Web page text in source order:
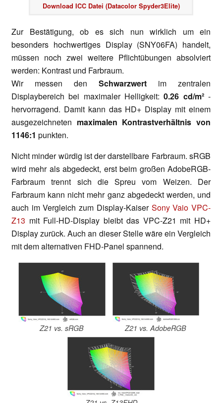
Download ICC Datei (Datacolor Spyder3Elite)
Zur Bestätigung, ob es sich nun wirklich um ein
besonders hochwertiges Display (SNY06FA) handelt,
müssen noch zwei weitere Pflichtübungen absolviert
werden: Kontrast und Farbraum.
Wir messen den Schwarzwert im zentralen
Displaybereich bei maximaler Helligkeit:0.26 cd/m²-
hervorragend. Damit kann das HD+ Display mit einem
ausgezeichneten maximalen Kontrastverhältnis von
1146:1 punkten.
Nicht minder würdig ist der darstellbare Farbraum. sRGB
wird mehr als abgedeckt, erst beim großen AdobeRGB-
Farbraum trennt sich die Spreu vom Weizen. Der
Farbraum kann nicht mehr ganz abgedeckt werden, und
auch im Vergleich zum Display-Kaiser Sony Vaio VPC-
Z13 mit Full-HD-Display bleibt das VPC-Z21 mit HD+
Display zurück. Auch an dieser Stelle wäre ein Vergleich
mit dem alternativen FHD-Panel spannend.
Z21 vs. sRGB Z21 vs. AdobeRGB